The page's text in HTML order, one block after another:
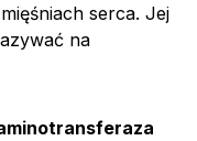
serca. Jej
na